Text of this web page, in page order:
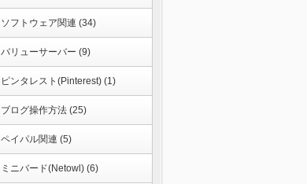
ソフトウェア関連 (34)
バリューサーバー (9)
ピンタレスト(Pinterest) (1)
ブログ操作方法 (25)
ペイパル関連 (5)
ミニバード(Netowl) (6)